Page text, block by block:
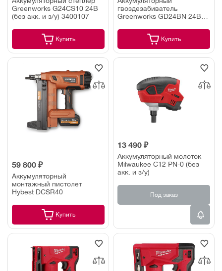
Greenworks G24CS10 24В
(без акк. и з/у) 3400107
Купить
гвоздезабиватель
Greenworks GD24BN 24В
Купить
59 800 ₽
Аккумуляторный
монтажный пистолет
Hybest DCSR40
Купить
13 490 ₽
Аккумуляторный молоток
Milwaukee C12 PN-0 (без
акк. и з/у)
Под заказ